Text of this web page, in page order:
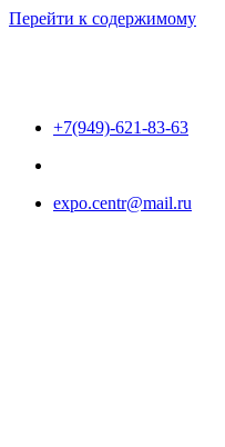
Перейти к содержимому
+7(949)-621-83-63
expo.centr@mail.ru